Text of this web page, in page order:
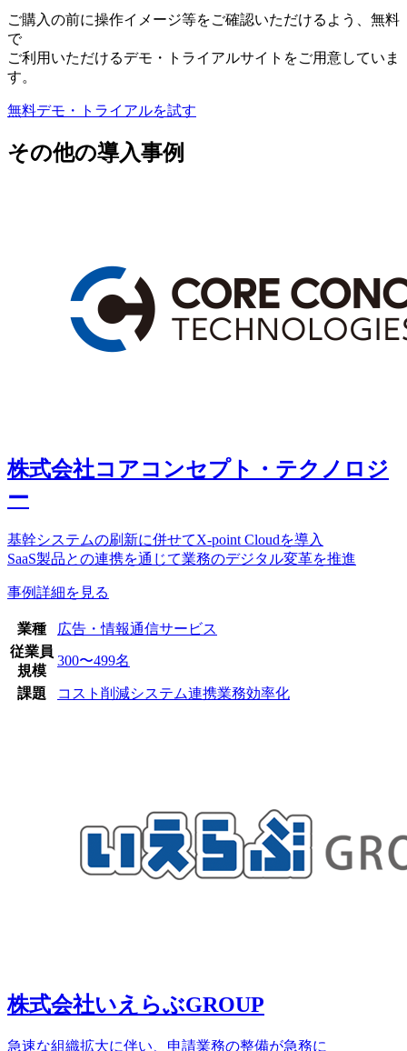
ご購入の前に操作イメージ等をご確認いただけるよう、無料
で
ご利用いただけるデモ・トライアルサイトをご用意していま
す。
無料デモ・トライアルを試す
その他の導入事例
株式会社コアコンセプト・テクノロジ
ー
基幹システムの刷新に併せてX-point Cloudを導入
SaaS製品との連携を通じて業務のデジタル変革を推進
事例詳細を見る
業種
広告・情報通信サービス
従業員
規模
300〜499名
課題 コスト削減システム連携業務効率化
株式会社いえらぶGROUP
急速な組織拡大に伴い、申請業務の整備が急務に